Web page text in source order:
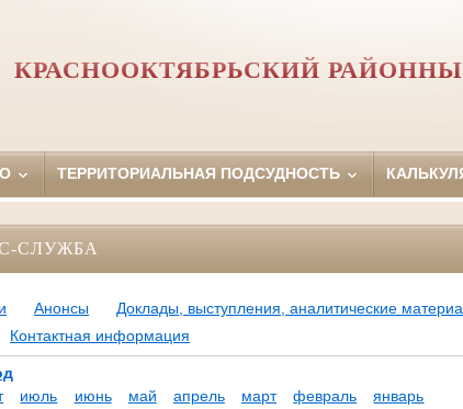
КРАСНООКТЯБРЬСКИЙ
ТЕРРИТОРИАЛЬНАЯ ПОДСУДНОСТЬ
СЛУЖБА
Анонсы Доклады, выступления, аналитические
Контактная информация
июль июнь май апрель март февраль
январь